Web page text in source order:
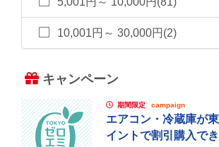
10,001円～ 30,000円(2)
キャンペーン
期間限定 campaign
エアコン・冷蔵庫が
イントで割引購入でき